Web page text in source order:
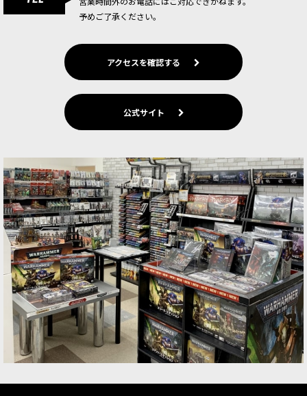
予めご了承ください。
アクセスを確認する
公式サイト